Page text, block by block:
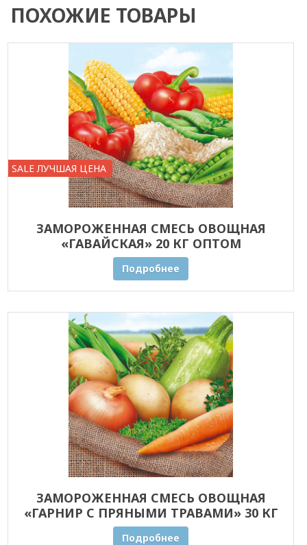
ПОХОЖИЕ ТОВАРЫ
SALE ЛУЧШАЯ ЦЕНА
ЗАМОРОЖЕННАЯ СМЕСЬ ОВОЩНАЯ
«ГАВАЙСКАЯ» 20 КГ ОПТОМ
Подробнее
ЗАМОРОЖЕННАЯ СМЕСЬ ОВОЩНАЯ
«ГАРНИР С ПРЯНЫМИ ТРАВАМИ» 30 КГ
ОПТОМ
Подробнее